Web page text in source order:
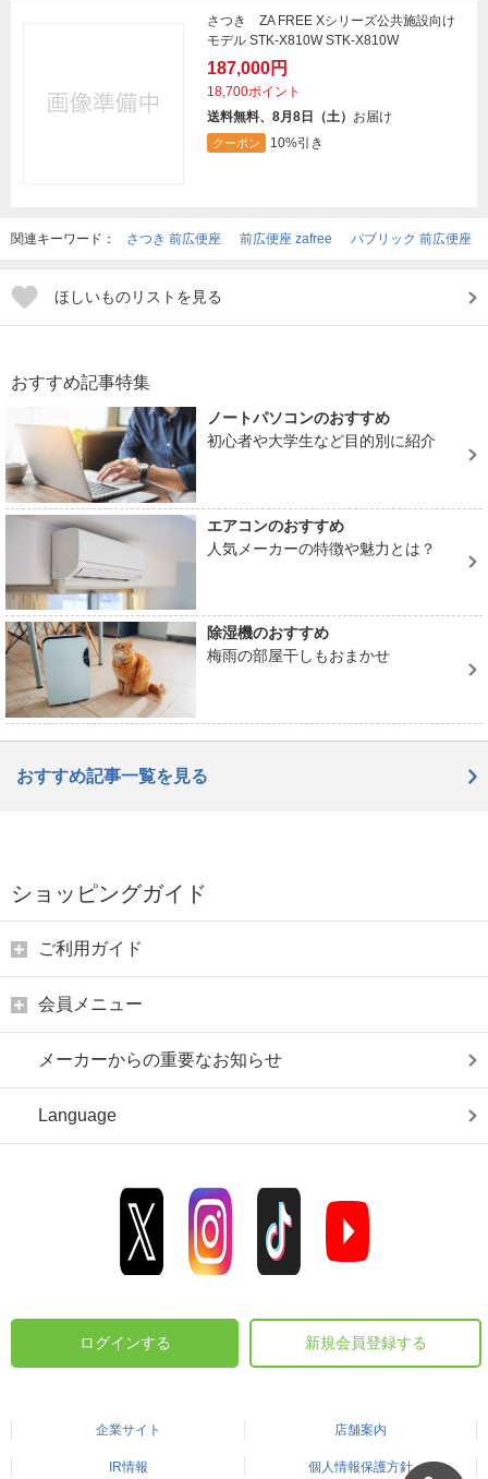
さつき ZA FREE Xシリーズ公共施設向け
モデル STK-X810W STK-X810W
187,000円
18,700ポイント
送料無料、8月8日（土） お届け
クーポン 10%引き
関連キーワード： さつき 前広便座 前広便座 zafree パブリック 前広便座
ほしいものリストを見る
おすすめ記事特集
ノートパソコンのおすすめ
初心者や大学生など目的別に紹介
エアコンのおすすめ
人気メーカーの特徴や魅力とは？
除湿機のおすすめ
梅雨の部屋干しもおまかせ
おすすめ記事一覧を見る
ショッピングガイド
ご利用ガイド
会員メニュー
メーカーからの重要なお知らせ
Language
ログインする 新規会員登録する
企業サイト 店舗案内
IR情報 個人情報保護方針